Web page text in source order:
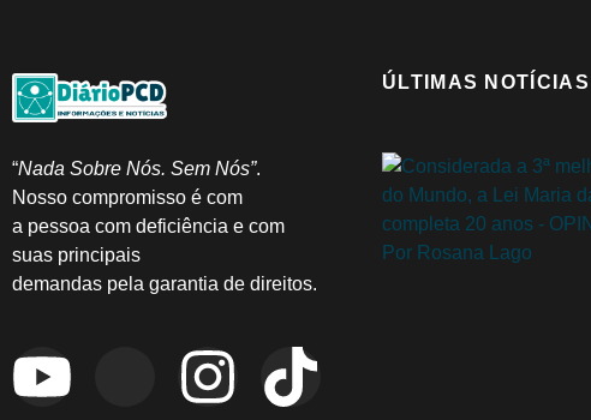
“Nada Sobre Nós. Sem Nós”.
Nosso compromisso é com
a pessoa com deficiência e com
suas principais
demandas pela garantia de direitos.
ÚLTIMAS NOTÍCIAS